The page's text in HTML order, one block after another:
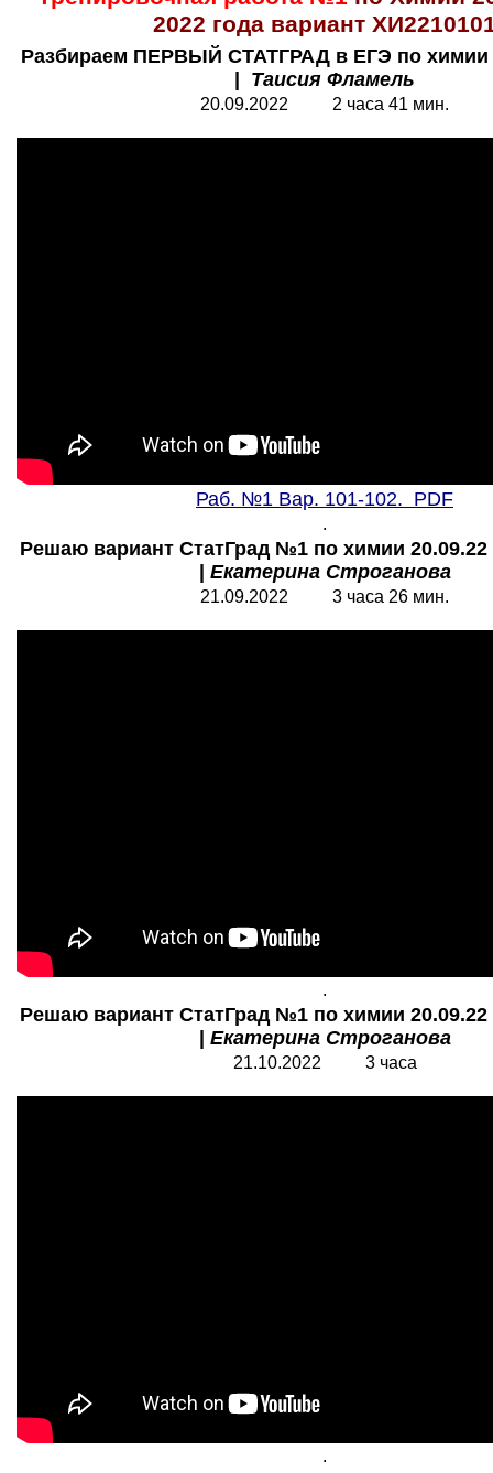
2022 года вариант
Разбираем ПЕРВЫЙ СТАТГРАД в ЕГЭ по химии
Таисия Фламель
20.09.2022 2 часа 41 мин.
Раб. №1 Вар. 101-102. PDF
.
Решаю вариант СтатГрад №1 по химии
Екатерина Строганова
21.09.2022 3 часа 26 мин.
.
Решаю вариант СтатГрад №1 по химии
Екатерина Строганова
21.10.2022 3 часа
.